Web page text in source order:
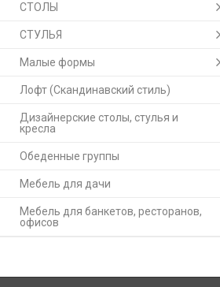
СТОЛЫ
СТУЛЬЯ
Малые формы
Лофт (Скандинавский стиль)
Дизайнерские столы, стулья и
кресла
Обеденные группы
Мебель для дачи
Мебель для банкетов, ресторанов,
офисов